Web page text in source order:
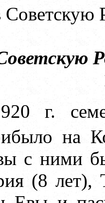
Советскую
г.
на
с ними
(8 лет),